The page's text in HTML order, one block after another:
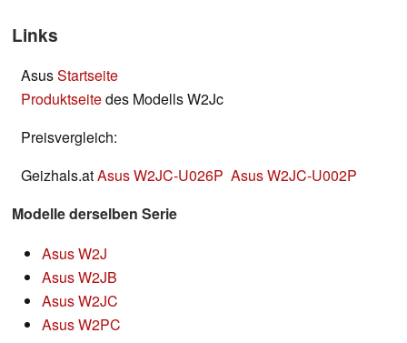
Links
AsusStartseite
Produktseitedes Modells W2Jc
Preisvergleich:
Geizhals.atAsus W2JC-U026P Asus W2JC-U002P
Modelle derselben Serie
Asus W2J
Asus W2JB
Asus W2JC
Asus W2PC